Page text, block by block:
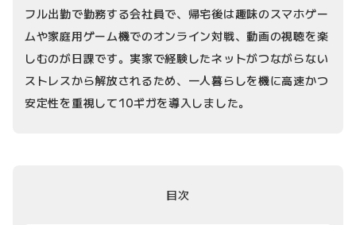
フル出勤で勤務する会社員で、帰宅後は趣味のスマホゲー
ムや家庭用ゲーム機でのオンライン対戦、動画の視聴を楽
しむのが日課です。実家で経験したネットがつながらない
ストレスから解放されるため、一人暮らしを機に高速かつ
安定性を重視して10ギガを導入しました。
目次